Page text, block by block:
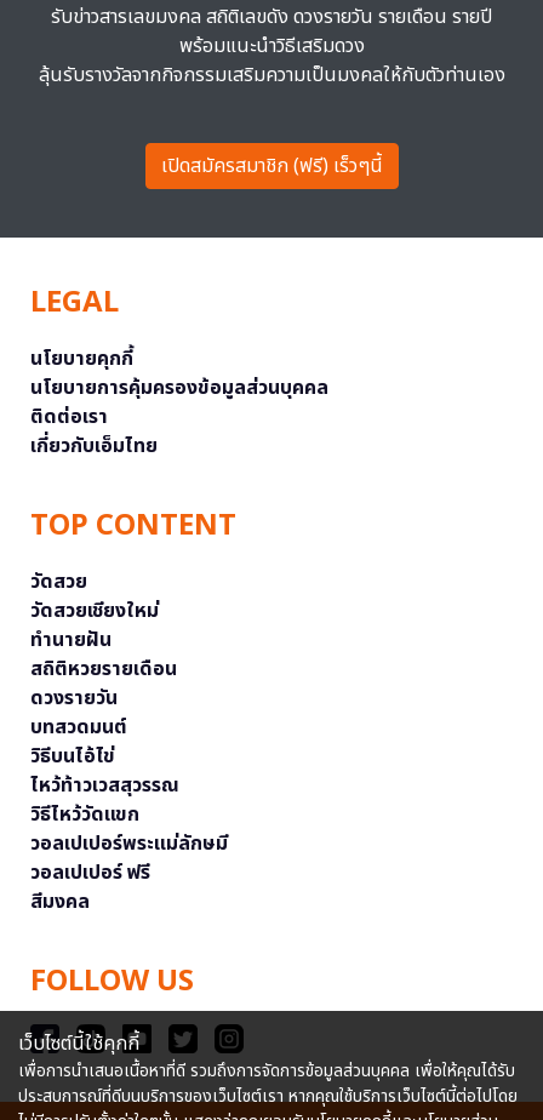
รับข่าวสารเลขมงคล สถิติเลขดัง ดวงรายวัน รายเดือน รายปี
พร้อมแนะนำวิธีเสริมดวง
ลุ้นรับรางวัลจากกิจกรรมเสริมความเป็นมงคลให้กับตัวท่านเอง
เปิดสมัครสมาชิก (ฟรี) เร็วๆนี้
LEGAL
นโยบายคุกกี้
นโยบายการคุ้มครองข้อมูลส่วนบุคคล
ติดต่อเรา
เกี่ยวกับเอ็มไทย
TOP CONTENT
วัดสวย
วัดสวยเชียงใหม่
ทำนายฝัน
สถิติหวยรายเดือน
ดวงรายวัน
บทสวดมนต์
วิธีบนไอ้ไข่
ไหว้ท้าวเวสสุวรรณ
วิธีไหว้วัดแขก
วอลเปเปอร์พระแม่ลักษมี
วอลเปเปอร์ ฟรี
สีมงคล
FOLLOW US
เว็บไซต์นี้ใช้คุกกี้
เพื่อการนำเสนอเนื้อหาที่ดี รวมถึงการจัดการข้อมูลส่วนบุคคล เพื่อให้คุณได้รับ
ประสบการณ์ที่ดีบนบริการของเว็บไซต์เรา หากคุณใช้บริการเว็บไซต์นี้ต่อไปโดย